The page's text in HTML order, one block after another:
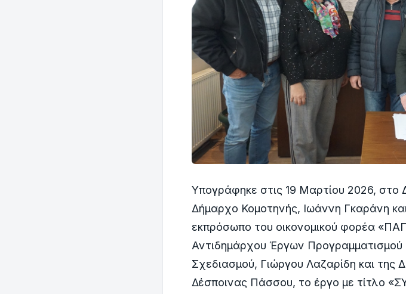
Υπογράφηκε στις 19 Μαρτίου 2026, στο
Δήμαρχο Κομοτηνής, Ιωάννη Γκαράνη
εκπρόσωπο του οικονομικού φορέα
Αντιδημάρχου Έργων Προγραμματισμού
Σχεδιασμού, Γιώργου Λαζαρίδη και της
Δέσποινας Πάσσου, το έργο με τίτλο